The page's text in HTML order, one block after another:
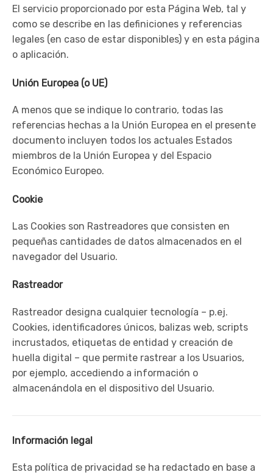
El servicio proporcionado por esta Página Web, tal y
como se describe en las definiciones y referencias
legales (en caso de estar disponibles) y en esta página
o aplicación.
Unión Europea (o UE)
A menos que se indique lo contrario, todas las
referencias hechas a la Unión Europea en el presente
documento incluyen todos los actuales Estados
miembros de la Unión Europea y del Espacio
Económico Europeo.
Cookie
Las Cookies son Rastreadores que consisten en
pequeñas cantidades de datos almacenados en el
navegador del Usuario.
Rastreador
Rastreador designa cualquier tecnología – p.ej.
Cookies, identificadores únicos, balizas web, scripts
incrustados, etiquetas de entidad y creación de
huella digital – que permite rastrear a los Usuarios,
por ejemplo, accediendo a información o
almacenándola en el dispositivo del Usuario.
Información legal
Esta política de privacidad se ha redactado en base a